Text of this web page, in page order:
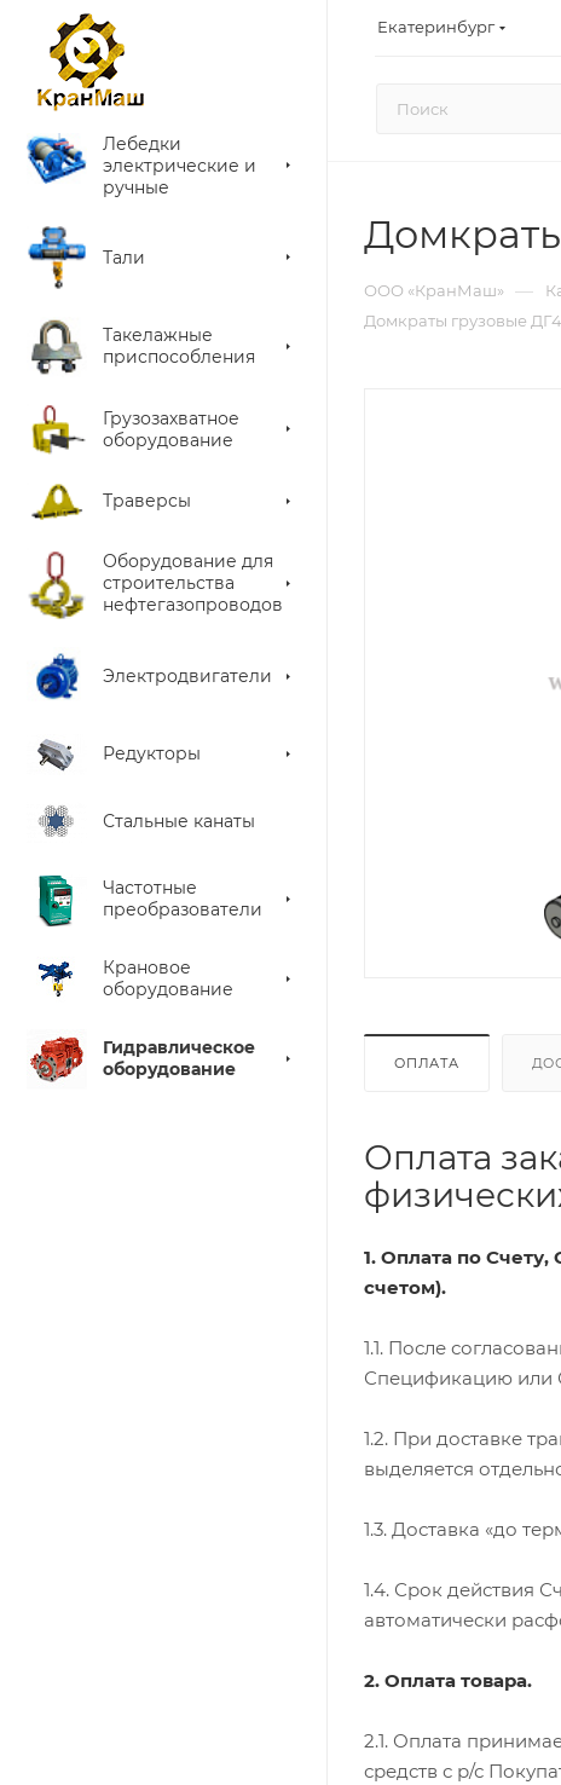
Екатеринбург
Лебедки
электрические и
ручные
Тали
Такелажные
приспособления
Грузозахватное
оборудование
Траверсы
Оборудование для
строительства
нефтегазопроводов
Электродвигатели
Редукторы
Стальные канаты
Частотные
преобразователи
Крановое
оборудование
Гидравлическое
оборудование
ООО «КранМаш» —
Домкраты грузовые
ОПЛАТА
Оплата
1. Оплата по
счетом).
1.1. После
Спецификацию или
1.2. При доставке
выделяется
1.3. Доставка «до
1.4. Срок действия
автоматически
2. Оплата товара.
2.1. Оплата
средств с р/с